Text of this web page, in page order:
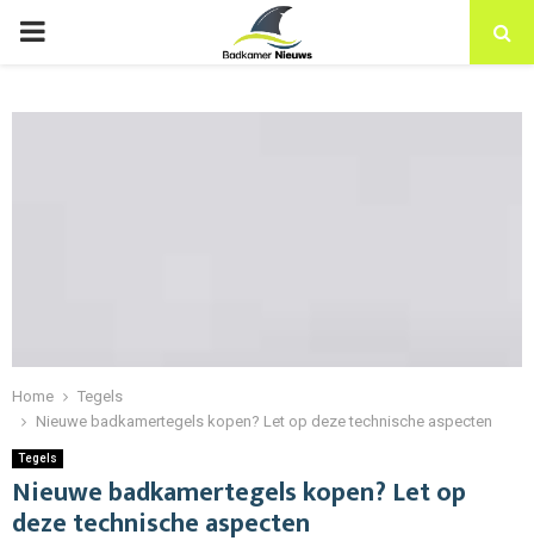
PRIMARY
Home
Tegels
Nieuwe badkamertegels kopen? Let op deze technische aspecten
Tegels
Nieuwe badkamertegels kopen? Let op
deze technische aspecten